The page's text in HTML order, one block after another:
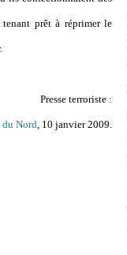
prêt à réprimer le
Presse terroriste :
Nord, 10 janvier 2009.